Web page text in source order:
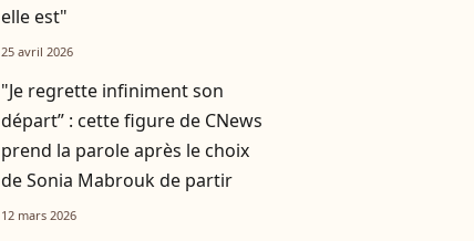
elle est"
25 avril 2026
"Je regrette infiniment son
départ” : cette figure de CNews
prend la parole après le choix
de Sonia Mabrouk de partir
12 mars 2026